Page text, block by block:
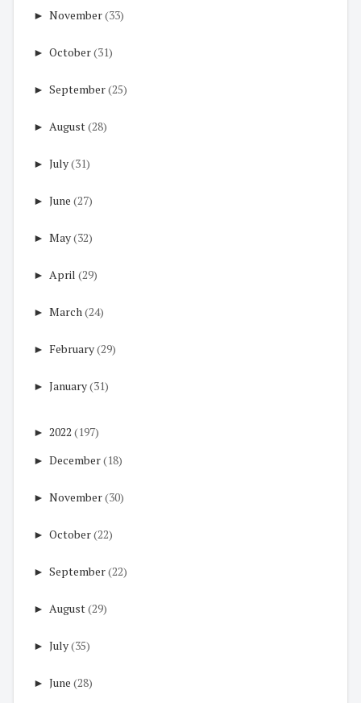
► November(33)
► October(31)
► September(25)
► August(28)
► July(31)
► June (27)
► May(32)
► April (29)
► March(24)
► February(29)
► January(31)
► 2022 (197)
► December(18)
► November(30)
► October(22)
► September(22)
► August(29)
► July(35)
► June (28)